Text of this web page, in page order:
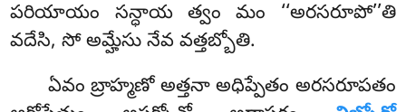
పరియాయం సన్ధాయ త్వం మం ‘‘అరసరూపో’’తి
వదేసి, సో అమ్హేసు నేవ వత్తబ్బోతి.
ఏవం బ్రాహ్మణో అత్తనా అధిప్పేతం అరసరూపతం